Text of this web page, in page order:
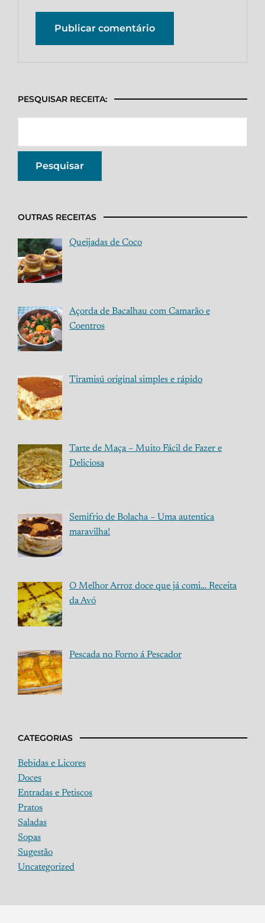
PESQUISAR RECEITA:
OUTRAS RECEITAS
Queijadas de Coco
Açorda de Bacalhau com Camarão e
Coentros
Tiramisú original simples e rápido
Tarte de Maça – Muito Fácil de Fazer e
Deliciosa
Semifrio de Bolacha – Uma autentica
maravilha!
O Melhor Arroz doce que já comi… Receita
da Avó
Pescada no Forno á Pescador
CATEGORIAS
Bebidas e Licores
Doces
Entradas e Petiscos
Pratos
Saladas
Sopas
Sugestão
Uncategorized